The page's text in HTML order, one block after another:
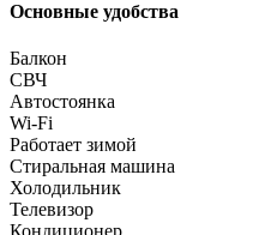
Основные удобства
Балкон
СВЧ
Автостоянка
Wi-Fi
Работает зимой
Стиральная машина
Холодильник
Телевизор